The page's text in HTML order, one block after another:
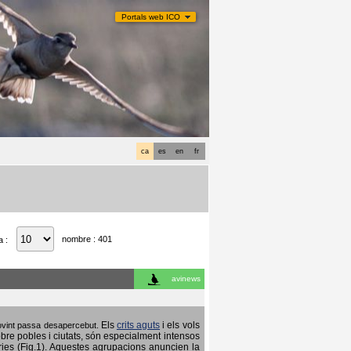
Portals web ICO
fr
en
es
ca
: nombre : 401
avinews
passa desapercebut. Els crits aguts i els vols
pobles i ciutats, són especialment intensos
(Fig.1). Aquestes agrupacions anuncien la